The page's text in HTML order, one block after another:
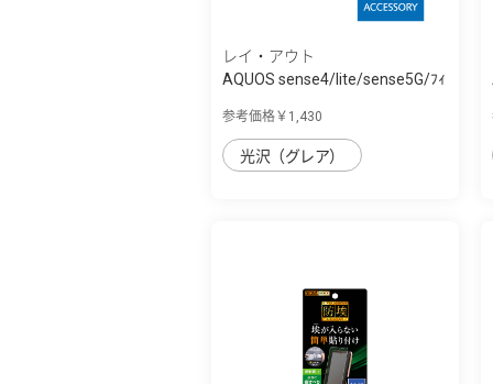
レイ・アウト
AQUOS sense4/lite/sense5G/ﾌｨ
参考価格￥1,430
光沢（グレア）